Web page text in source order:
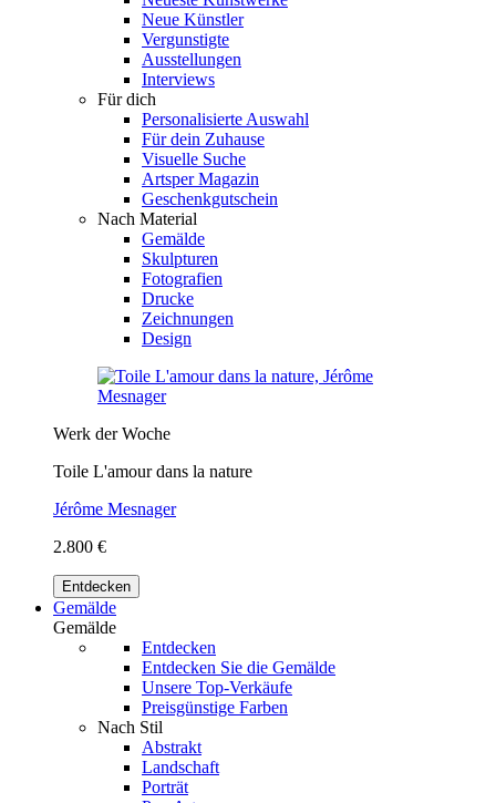
Neue Künstler
Vergunstigte
Ausstellungen
Interviews
Für dich
Personalisierte Auswahl
Für dein Zuhause
Visuelle Suche
Artsper Magazin
Geschenkgutschein
Nach Material
Gemälde
Skulpturen
Fotografien
Drucke
Zeichnungen
Design
Werk der Woche
Toile L'amour dans la nature
Jérôme Mesnager
2.800 €
Entdecken
Gemälde
Gemälde
Entdecken
Entdecken Sie die Gemälde
Unsere Top-Verkäufe
Preisgünstige Farben
Nach Stil
Abstrakt
Landschaft
Porträt